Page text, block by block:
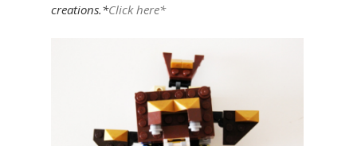
creations.*Click here*